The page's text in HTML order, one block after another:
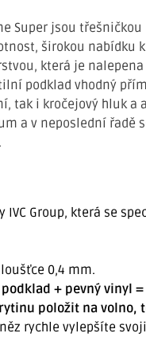
Super jsou
širokou nabídku
která je
podklad vhodný
tak i kročejový hluk a
a v neposlední řadě
IVC Group, která se
0,4 mm.
+ pevný vinyl
položit na volno,
rychle vylepšíte